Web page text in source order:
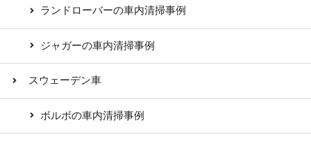
ランドローバーの車内清掃事例
ジャガーの車内清掃事例
スウェーデン車
ボルボの車内清掃事例